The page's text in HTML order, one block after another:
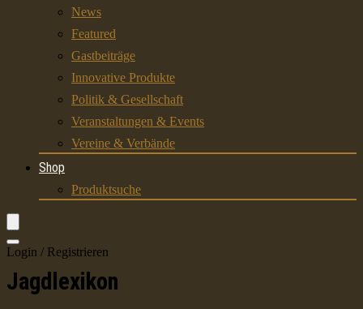
News
Featured
Gastbeiträge
Innovative Produkte
Politik & Gesellschaft
Veranstaltungen & Events
Vereine & Verbände
Shop
Produktsuche
Login / Registrieren
Jagdlexikon